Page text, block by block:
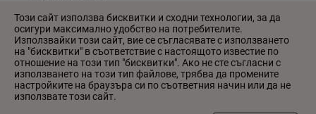
© 2026 Outlet
Потребителско споразумение
Политика за поверителност
Този сайт използва бисквитки и сходни технологии, за да
осигури максимално удобство на потребителите.
Използвайки този сайт, вие се съгласявате с използването
на "бисквитки" в съответствие с настоящото известие по
отношение на този тип "бисквитки". Ако не сте съгласни с
използването на този тип файлове, трябва да промените
настройките на браузъра си по съответния начин или да не
използвате този сайт.